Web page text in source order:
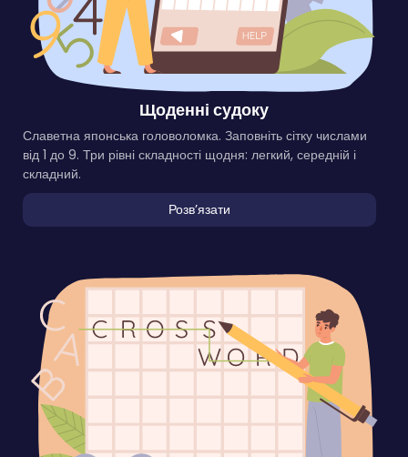
Щоденні судоку
Славетна японська головоломка. Заповніть сітку числами
від 1 до 9. Три рівні складності щодня: легкий, середній і
складний.
Розвʼязати